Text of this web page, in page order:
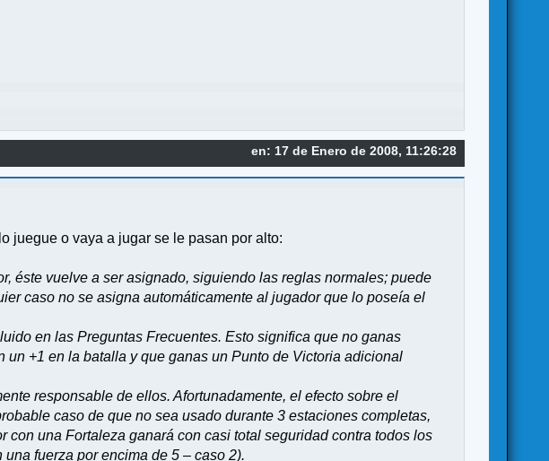
en: 17 de Enero de 2008, 11:26:28
juegue o vaya a jugar se le pasan por alto:
éste vuelve a ser asignado, siguiendo las reglas normales; puede
caso no se asigna automáticamente al jugador que lo poseía el
en las Preguntas Frecuentes. Esto significa que no ganas
+1 en la batalla y que ganas un Punto de Victoria adicional
responsable de ellos. Afortunadamente, el efecto sobre el
caso de que no sea usado durante 3 estaciones completas,
una Fortaleza ganará con casi total seguridad contra todos los
fuerza por encima de 5 – caso 2).